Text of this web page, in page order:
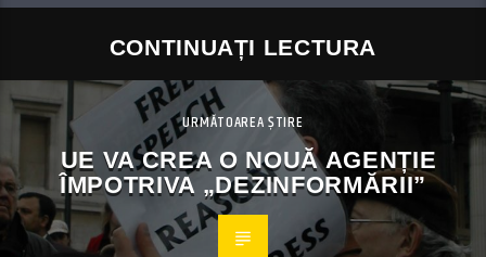
CONTINUAȚI LECTURA
URMĂTOAREA ȘTIRE
UE VA CREA O NOUĂ AGENȚIE
ÎMPOTRIVA „DEZINFORMĂRII”